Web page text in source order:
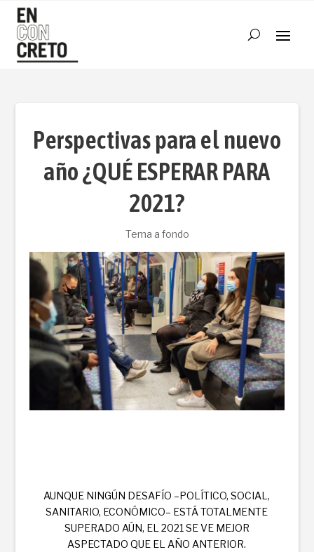
Perspectivas para el nuevo
año ¿QUÉ ESPERAR PARA
2021?
Tema a fondo
AUNQUE NINGÚN DESAFÍO –POLÍTICO, SOCIAL,
SANITARIO, ECONÓMICO– ESTÁ TOTALMENTE
SUPERADO AÚN, EL 2021 SE VE MEJOR
ASPECTADO QUE EL AÑO ANTERIOR.